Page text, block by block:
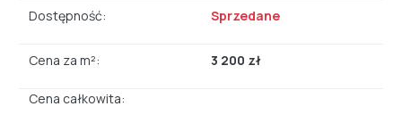
Dostępność: Sprzedane
Cena za m²: 3 200 zł
Cena całkowita: